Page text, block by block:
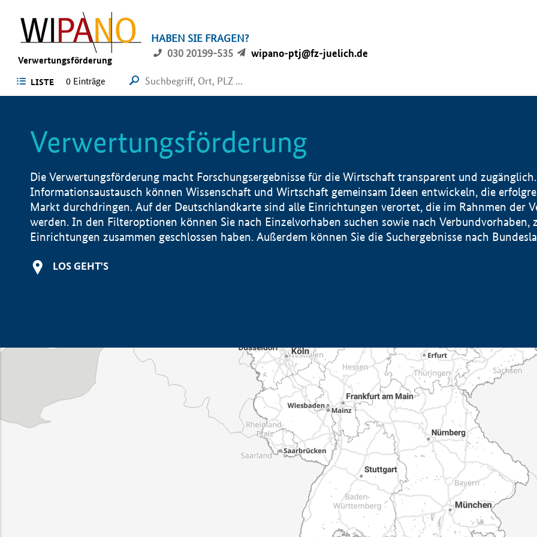
Verwertungsförderung
HABEN SIE FRAGEN?
030 20199-535
wipano-ptj@fz-juelich.de
LISTE 0 Einträge
Verwertungsförderung
Die Verwertungsförderung macht Forschungsergebnisse für die Wirtschaft transparent und
Informationsaustausch können Wissenschaft und Wirtschaft gemeinsam Ideen entwickeln, die
Markt durchdringen. Auf der Deutschlandkarte sind alle Einrichtungen verortet, die im Rahnmen der
werden. In den Filteroptionen können Sie nach Einzelvorhaben suchen sowie nach Verbundvorhaben,
Einrichtungen zusammen geschlossen haben. Außerdem können Sie die Suchergebnisse nach
LOS GEHT'S